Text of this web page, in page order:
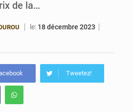
de la…
le: 18 décembre 2023
Tweetez!